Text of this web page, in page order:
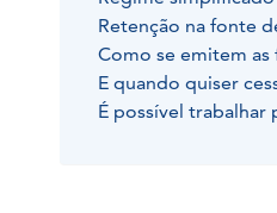
Retenção na fonte
Como se emitem as
E quando quiser
É possível